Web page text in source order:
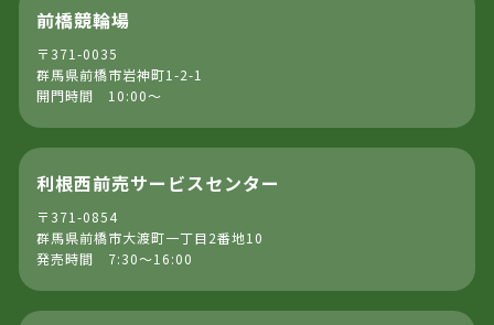
前橋競輪場
〒371-0035
群馬県前橋市岩神町1-2-1
開門時間 10:00～
利根西前売サービスセンター
〒371-0854
群馬県前橋市大渡町一丁目2番地10
発売時間 7:30～16:00